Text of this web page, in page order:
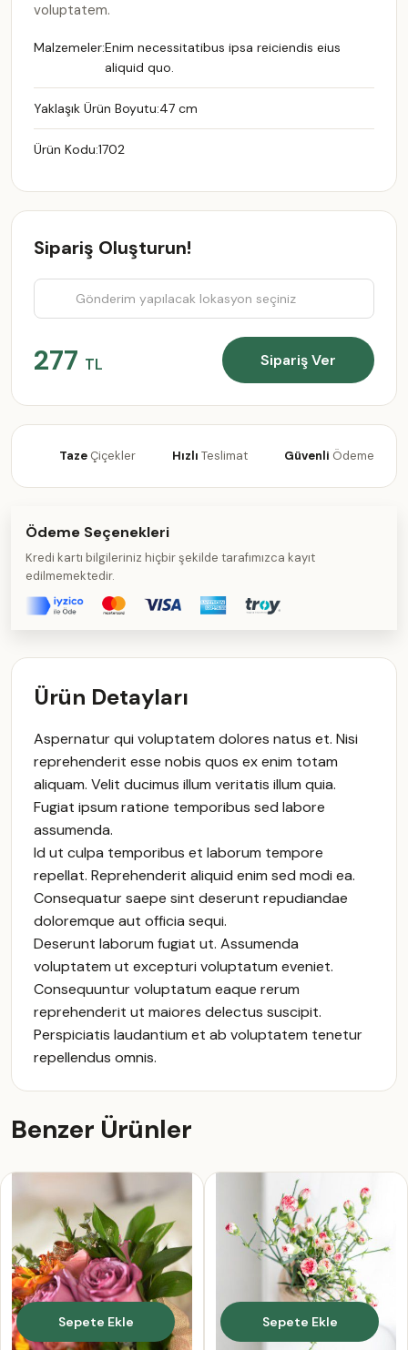
voluptatem.
Malzemeler:Enim necessitatibus ipsa reiciendis eius
aliquid quo.
Yaklaşık Ürün Boyutu:47 cm
Ürün Kodu:1702
Sipariş Oluşturun!
277 TL Sipariş Ver
TazeÇiçekler Hızlı Teslimat Güvenli Ödeme
Ödeme Seçenekleri
Kredi kartı bilgileriniz hiçbir şekilde tarafımızca kayıt
edilmemektedir.
Ürün Detayları
Aspernatur qui voluptatem dolores natus et. Nisi
reprehenderit esse nobis quos ex enim totam
aliquam. Velit ducimus illum veritatis illum quia.
Fugiat ipsum ratione temporibus sed labore
assumenda.
Id ut culpa temporibus et laborum tempore
repellat. Reprehenderit aliquid enim sed modi ea.
Consequatur saepe sint deserunt repudiandae
doloremque aut officia sequi.
Deserunt laborum fugiat ut. Assumenda
voluptatem ut excepturi voluptatum eveniet.
Consequuntur voluptatum eaque rerum
reprehenderit ut maiores delectus suscipit.
Perspiciatis laudantium et ab voluptatem tenetur
repellendus omnis.
Benzer Ürünler
Sepete Ekle Sepete Ekle